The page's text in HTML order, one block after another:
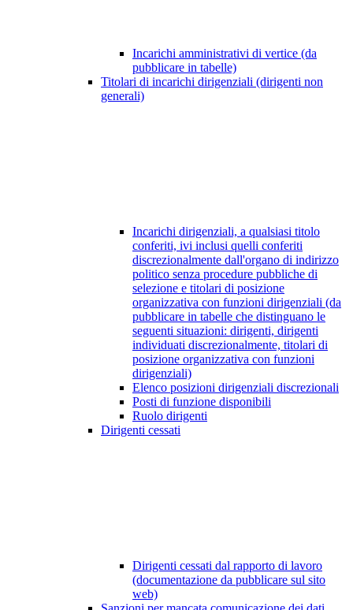
Incarichi amministrativi di vertice (da
pubblicare in tabelle)
Titolari di incarichi dirigenziali (dirigenti non
generali)
Incarichi dirigenziali, a qualsiasi titolo
conferiti, ivi inclusi quelli conferiti
discrezionalmente dall'organo di indirizzo
politico senza procedure pubbliche di
selezione e titolari di posizione
organizzativa con funzioni dirigenziali (da
pubblicare in tabelle che distinguano le
seguenti situazioni: dirigenti, dirigenti
individuati discrezionalmente, titolari di
posizione organizzativa con funzioni
dirigenziali)
Elenco posizioni dirigenziali discrezionali
Posti di funzione disponibili
Ruolo dirigenti
Dirigenti cessati
Dirigenti cessati dal rapporto di lavoro
(documentazione da pubblicare sul sito
web)